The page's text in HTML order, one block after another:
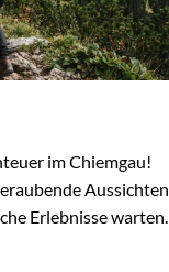
im Chiemgau!
Aussichten.
Erlebnisse warten.